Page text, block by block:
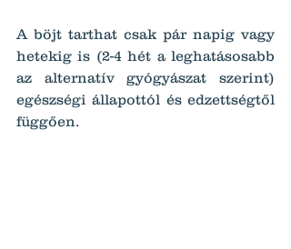
A böjt tarthat csak pár napig vagy
hetekig is (2-4 hét a leghatásosabb
az alternatív gyógyászat szerint)
egészségi állapottól és edzettségtől
függően.